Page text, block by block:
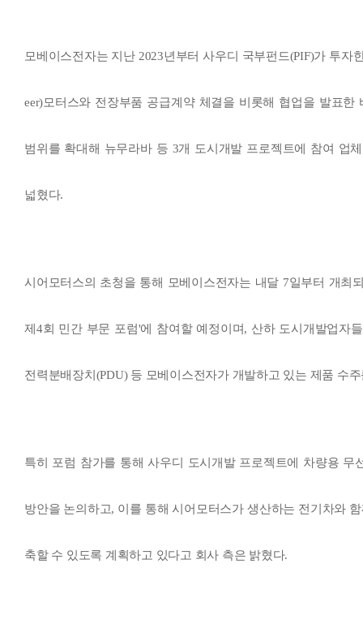
모베이스전자는 지난 2023년부터 사우디 국부펀드(PIF)가 투자
eer)모터스와 전장부품 공급계약 체결을 비롯해 협업을 발표한
범위를 확대해 뉴무라바 등 3개 도시개발 프로젝트에 참여 업
넓혔다.
시어모터스의 초청을 통해 모베이스전자는 내달 7일부터 개최
제4회 민간 부문 포럼'에 참여할 예정이며, 산하 도시개발업자
전력분배장치(PDU) 등 모베이스전자가 개발하고 있는 제품 수
특히 포럼 참가를 통해 사우디 도시개발 프로젝트에 차량용 무
방안을 논의하고, 이를 통해 시어모터스가 생산하는 전기차와
축할 수 있도록 계획하고 있다고 회사 측은 밝혔다.